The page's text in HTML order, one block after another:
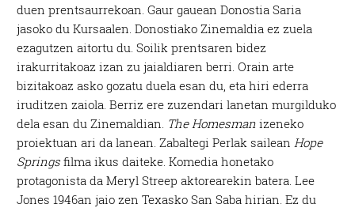
duen prentsaurrekoan. Gaur gauean Donostia Saria
jasoko du Kursaalen. Donostiako Zinemaldia ez zuela
ezagutzen aitortu du. Soilik prentsaren bidez
irakurritakoaz izan zu jaialdiaren berri. Orain arte
bizitakoaz asko gozatu duela esan du, eta hiri ederra
iruditzen zaiola. Berriz ere zuzendari lanetan murgilduko
dela esan du Zinemaldian. The Homesman izeneko
proiektuan ari da lanean. Zabaltegi Perlak sailean Hope
Springs filma ikus daiteke. Komedia honetako
protagonista da Meryl Streep aktorearekin batera. Lee
Jones 1946an jaio zen Texasko San Saba hirian. Ez du